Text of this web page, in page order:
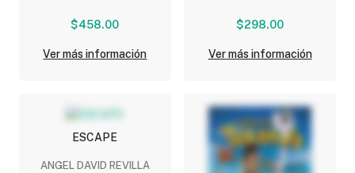
$458.00
Ver más información
$298.00
Ver más información
ESCAPE
ANGEL DAVID REVILLA